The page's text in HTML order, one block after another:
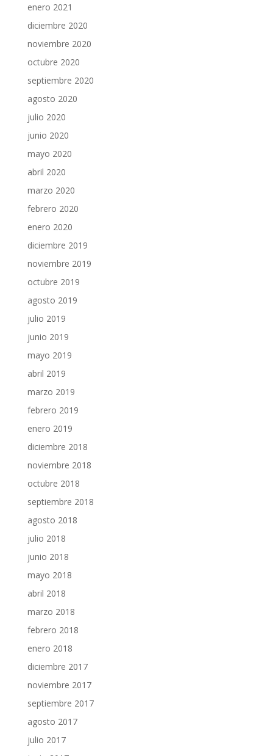
enero 2021
diciembre 2020
noviembre 2020
octubre 2020
septiembre 2020
agosto 2020
julio 2020
junio 2020
mayo 2020
abril 2020
marzo 2020
febrero 2020
enero 2020
diciembre 2019
noviembre 2019
octubre 2019
agosto 2019
julio 2019
junio 2019
mayo 2019
abril 2019
marzo 2019
febrero 2019
enero 2019
diciembre 2018
noviembre 2018
octubre 2018
septiembre 2018
agosto 2018
julio 2018
junio 2018
mayo 2018
abril 2018
marzo 2018
febrero 2018
enero 2018
diciembre 2017
noviembre 2017
septiembre 2017
agosto 2017
julio 2017